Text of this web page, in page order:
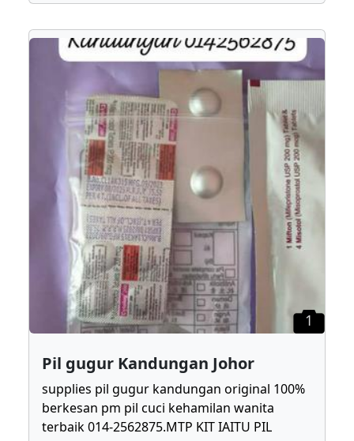
1
Pil gugur Kandungan Johor
supplies pil gugur kandungan original 100%
berkesan pm pil cuci kehamilan wanita
terbaik 014-2562875.MTP KIT IAITU PIL